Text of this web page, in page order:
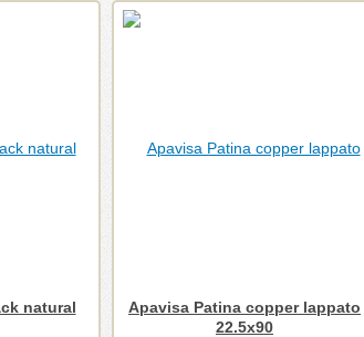
natural
Apavisa Patina copper lappato
22.5x90